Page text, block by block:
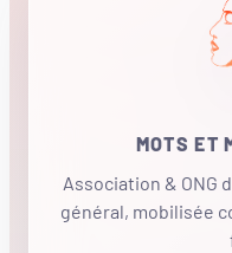
MOTS ET
Association & ONG
général, mobilisée